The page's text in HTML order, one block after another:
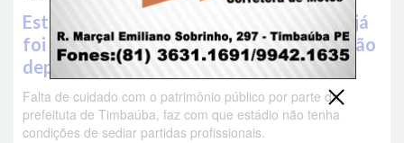
Estádio Ferreira Lima, em Timbaúba, que já
foi palco de grandes partidas, vive situação
deplorável e enfrenta o abandono
Falta de cuidado com o patrimônio público por parte da
prefeituta de Timbaúba, faz com que estádio não tenha
condições de sediar partidas profissionais.